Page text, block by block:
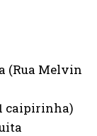
(Rua Melvin
caipirinha)